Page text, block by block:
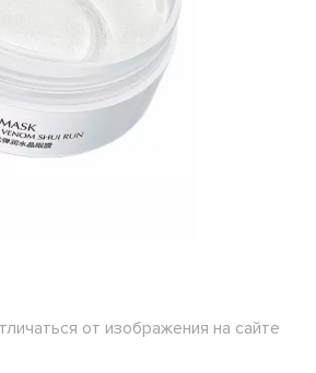
от изображения на сайте